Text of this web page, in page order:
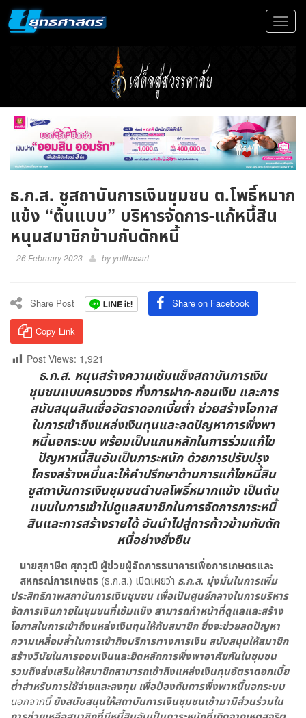
Toggle
ธ.ก.ส. ชูสถาบันการเงินชุมชน ต.โพธิ์หมาก
แข้ง “ต้นแบบ” บริหารจัดการ-แก้หนี้สิน
หนุนสมาชิกข้ามกับดักหนี้
26 February 2023 by yutthasart
Share Post Share on Facebook
Copy Link
Post Views: 1,921
ธ.ก.ส. หนุนสร้างความเข้มแข็งสถาบันการเงิน
ชุมชนแบบครบวงจร ทั้งการฝาก-ถอนเงิน และการ
สนับสนุนสินเชื่ออัตราดอกเบี้ยต่ำ ช่วยสร้างโอกาส
ในการเข้าถึงแหล่งเงินทุนและลดปัญหาการพึ่งพา
หนี้นอกระบบ พร้อมเป็นแกนหลักในการร่วมแก้ไข
ปัญหาหนี้สินอันเป็นภาระหนัก ด้วยการปรับปรุง
โครงสร้างหนี้และให้คำปรึกษาด้านการแก้ไขหนี้สิน
ชูสถาบันการเงินชุมชนตำบลโพธิ์หมากแข้ง เป็นต้น
แบบในการเข้าไปดูแลสมาชิกในการจัดการภาระหนี้
สินและการสร้างรายได้ อันนำไปสู่การก้าวข้ามกับดัก
หนี้อย่างยั่งยืน
นายสุภาษิต ศุภวุฒิ ผู้ช่วยผู้จัดการธนาคารเพื่อการเกษตรและ
สหกรณ์การเกษตร (ธ.ก.ส.) เปิดเผยว่า ธ.ก.ส. มุ่งมั่นในการเพิ่ม
ประสิทธิภาพสถาบันการเงินชุมชน เพื่อเป็นศูนย์กลางในการบริหาร
จัดการเงินภายในชุมชนที่เข้มแข็ง สามารถทำหน้าที่ดูแลและสร้าง
โอกาสในการเข้าถึงแหล่งเงินทุนให้กับสมาชิก ซึ่งจะช่วยลดปัญหา
ความเหลื่อมล้ำในการเข้าถึงบริการทางการเงิน สนับสนุนให้สมาชิก
สร้างวินัยในการออมเงินและยึดหลักการพึ่งพาอาศัยกันในชุมชน
รวมถึงส่งเสริมให้สมาชิกสามารถเข้าถึงแหล่งเงินทุนอัตราดอกเบี้ย
ต่ำสำหรับการใช้จ่ายและลงทุน เพื่อป้องกันการพึ่งพาหนี้นอกระบบ
นอกจากนี้ยังสนับสนุนให้สถาบันการเงินชุมชนเข้ามามีส่วนร่วมใน